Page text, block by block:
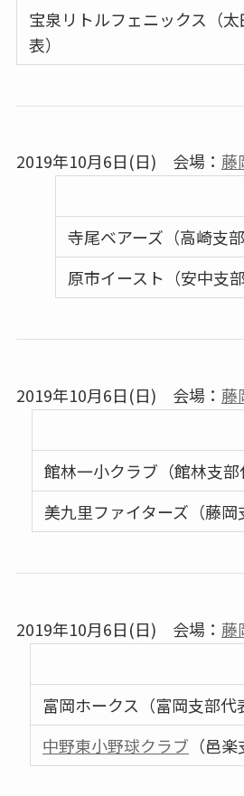
宝泉リトルフェニックス（
表）
2019年10月6日(日) 会場： 藤
寺尾ベアーズ（高崎支部
原市イースト（安中支部
2019年10月6日(日) 会場： 藤
館林一小クラブ（館林支部
美九里ファイターズ（藤岡
2019年10月6日(日) 会場： 藤
富岡ホークス（富岡支部代
中野東小野球クラブ （邑